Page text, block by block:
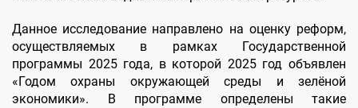
Данное исследование направлено на оценку реформ,
осуществляемых в рамках Государственной
программы 2025 года, в которой 2025 год объявлен
«Годом охраны окружающей среды и зелёной
экономики». В программе определены такие